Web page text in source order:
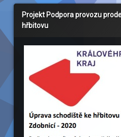
Projekt Podpora provozu
hřbitovu